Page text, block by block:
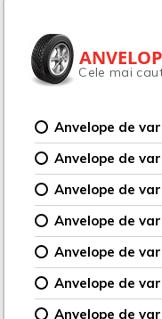
Cele mai
Anvelope de
Anvelope de
Anvelope de
Anvelope de
Anvelope de
Anvelope de
Anvelope de